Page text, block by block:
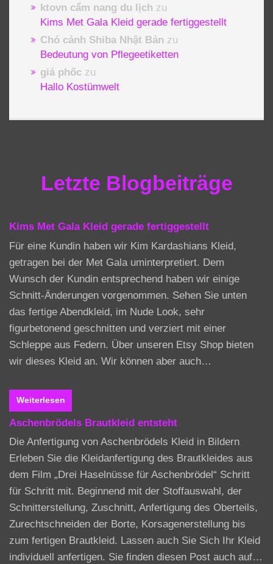
ktovn cẩm nang du lịch zu
Kims Met Gala Kleid gerade fertiggestellt
Chó cảnh Shiba Nhật Bản zu
Bedeutung von Pflegeetiketten
giá phốc zu
Hallo Kostümwelt
Letzte Blogbeiträge
Kims Met Gala Kleid gerade fertiggestellt
Für eine Kundin haben wir Kim Kardashians Kleid,
getragen bei der Met Gala uminterpretiert. Dem
Wunsch der Kundin entsprechend haben wir einige
Schnitt-Änderungen vorgenommen. Sehen Sie unten
das fertige Abendkleid, im Nude Look, sehr
figurbetonend geschnitten und verziert mit einer
Schleppe aus Federn. Über unseren Etsy Shop bieten
wir dieses Kleid an. Wir können aber auch…
Weiterlesen
Aschenbrödels Brautkleid entsteht
Die Anfertigung von Aschenbrödels Kleid in Bildern
Erleben Sie die Kleidanfertigung des Brautkleides aus
dem Film „Drei Haselnüsse für Aschenbrödel“ Schritt
für Schritt mit. Beginnend mit der Stoffauswahl, der
Schnitterstellung, Zuschnitt, Anfertigung des Oberteils,
Zurechtschneiden der Borte, Korsagenerstellung bis
zum fertigen Brautkleid. Lassen auch Sie Sich Ihr Kleid
individuell anfertigen. Sie finden diesen Post auch auf…